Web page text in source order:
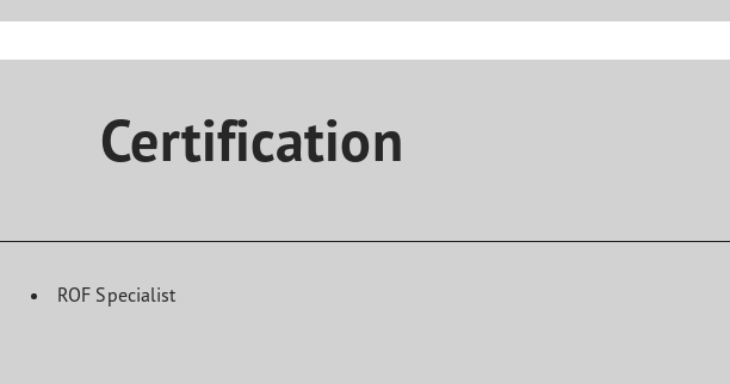
Certification
ROF Specialist